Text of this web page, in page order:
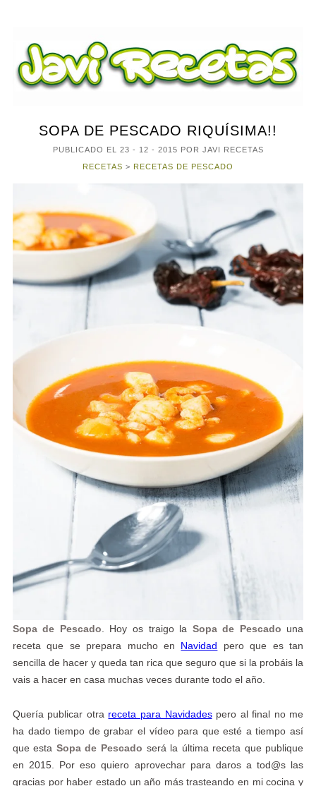
SOPA DE PESCADO RIQUÍSIMA!!
PUBLICADO EL 23 - 12 - 2015 POR JAVI RECETAS
RECETAS > RECETAS DE PESCADO
Sopa de Pescado . Hoy os traigo la Sopa de Pescado una
receta que se prepara mucho en Navidad pero que es tan
sencilla de hacer y queda tan rica que seguro que si la probáis la
vais a hacer en casa muchas veces durante todo el año.
Quería publicar otra receta para Navidadespero al final no me
ha dado tiempo de grabar el vídeo para que esté a tiempo así
que esta Sopa de Pescado será la última receta que publique
en 2015. Por eso quiero aprovechar para daros a tod@s las
gracias por haber estado un año más trasteando en mi cocina y